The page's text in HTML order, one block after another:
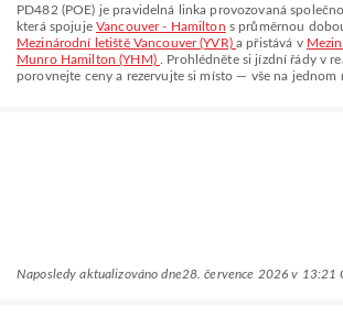
PD482 (POE) je pravidelná linka provozovaná
která spojuje Vancouver - Hamilton s průměrnou
Mezinárodní letiště Vancouver (YVR)a přistává v
Munro Hamilton (YHM)
. Prohlédněte si jízdní řády v
porovnejte ceny a rezervujte si místo — vše na jednom
Naposledy aktualizováno dne28. července 2026 v 13:21